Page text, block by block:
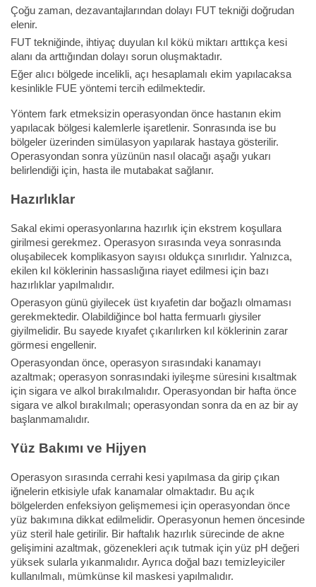
Çoğu zaman, dezavantajlarından dolayı FUT tekniği doğrudan
elenir.
FUT tekniğinde, ihtiyaç duyulan kıl kökü miktarı arttıkça kesi
alanı da arttığından dolayı sorun oluşmaktadır.
Eğer alıcı bölgede incelikli, açı hesaplamalı ekim yapılacaksa
kesinlikle FUE yöntemi tercih edilmektedir.
Yöntem fark etmeksizin operasyondan önce hastanın ekim
yapılacak bölgesi kalemlerle işaretlenir. Sonrasında ise bu
bölgeler üzerinden simülasyon yapılarak hastaya gösterilir.
Operasyondan sonra yüzünün nasıl olacağı aşağı yukarı
belirlendiği için, hasta ile mutabakat sağlanır.
Hazırlıklar
Sakal ekimi operasyonlarına hazırlık için ekstrem koşullara
girilmesi gerekmez. Operasyon sırasında veya sonrasında
oluşabilecek komplikasyon sayısı oldukça sınırlıdır. Yalnızca,
ekilen kıl köklerinin hassaslığına riayet edilmesi için bazı
hazırlıklar yapılmalıdır.
Operasyon günü giyilecek üst kıyafetin dar boğazlı olmaması
gerekmektedir. Olabildiğince bol hatta fermuarlı giysiler
giyilmelidir. Bu sayede kıyafet çıkarılırken kıl köklerinin zarar
görmesi engellenir.
Operasyondan önce, operasyon sırasındaki kanamayı
azaltmak; operasyon sonrasındaki iyileşme süresini kısaltmak
için sigara ve alkol bırakılmalıdır. Operasyondan bir hafta önce
sigara ve alkol bırakılmalı; operasyondan sonra da en az bir ay
başlanmamalıdır.
Yüz Bakımı ve Hijyen
Operasyon sırasında cerrahi kesi yapılmasa da girip çıkan
iğnelerin etkisiyle ufak kanamalar olmaktadır. Bu açık
bölgelerden enfeksiyon gelişmemesi için operasyondan önce
yüz bakımına dikkat edilmelidir. Operasyonun hemen öncesinde
yüz steril hale getirilir. Bir haftalık hazırlık sürecinde de akne
gelişimini azaltmak, gözenekleri açık tutmak için yüz pH değeri
yüksek sularla yıkanmalıdır. Ayrıca doğal bazı temizleyiciler
kullanılmalı, mümkünse kil maskesi yapılmalıdır.